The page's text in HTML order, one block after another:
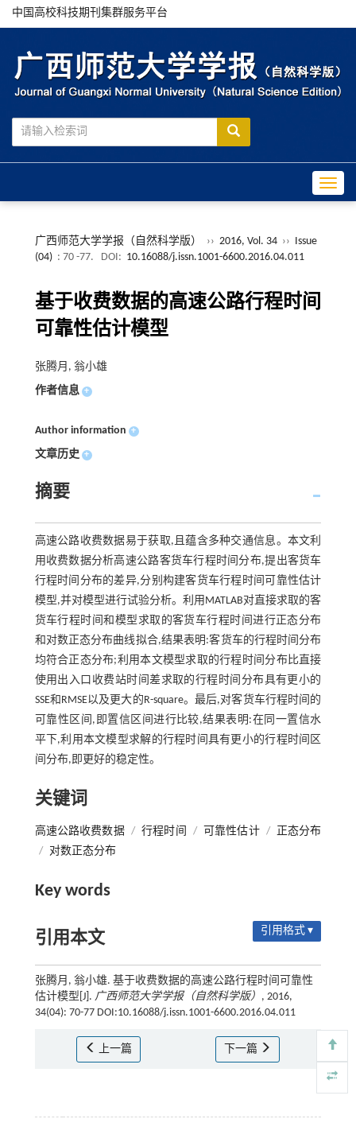
中国高校科技期刊集群服务平台
广西师范大学学报（自然科学版） ›› 2016, Vol. 34 ››
Issue
(04) : 70 -77. DOI: 10.16088/j.issn.1001-6600.2016.04.011
基于收费数据的高速公路行程时间
可靠性估计模型
张腾月, 翁小雄
作者信息 +
Author information +
文章历史 +
摘要
高速公路收费数据易于获取,且蕴含多种交通信息。本文利
用收费数据分析高速公路客货车行程时间分布,提出客货车
行程时间分布的差异,分别构建客货车行程时间可靠性估计
模型,并对模型进行试验分析。利用MATLAB对直接求取的客
货车行程时间和模型求取的客货车行程时间进行正态分布
和对数正态分布曲线拟合,结果表明:客货车的行程时间分布
均符合正态分布;利用本文模型求取的行程时间分布比直接
使用出入口收费站时间差求取的行程时间分布具有更小的
SSE和RMSE以及更大的R-square。最后,对客货车行程时间的
可靠性区间,即置信区间进行比较,结果表明:在同一置信水
平下,利用本文模型求解的行程时间具有更小的行程时间区
间分布,即更好的稳定性。
关键词
高速公路收费数据 / 行程时间 / 可靠性估计 /
正态分布
/
对数正态分布
Key words
引用本文 引用格式 ▾
张腾月, 翁小雄. 基于收费数据的高速公路行程时间可靠性
估计模型[J]. 广西师范大学学报（自然科学版） , 2016,
34(04): 70-77 DOI:10.16088/j.issn.1001-6600.2016.04.011
上一篇 下一篇